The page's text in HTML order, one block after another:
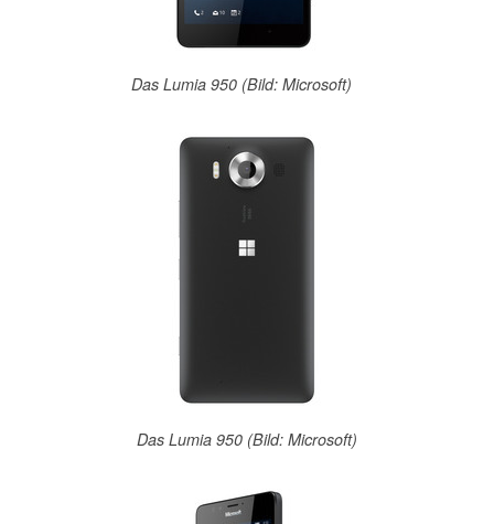
Das Lumia 950 (Bild: Microsoft)
Das Lumia 950 (Bild: Microsoft)